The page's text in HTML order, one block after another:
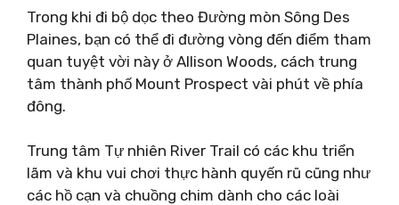
Trong khi đi bộ dọc theo Đường mòn Sông Des
Plaines, bạn có thể đi đường vòng đến điểm tham
quan tuyệt vời này ở Allison Woods, cách trung
tâm thành phố Mount Prospect vài phút về phía
đông.
Trung tâm Tự nhiên River Trail có các khu triển
lãm và khu vui chơi thực hành quyến rũ cũng như
các hồ cạn và chuồng chim dành cho các loài